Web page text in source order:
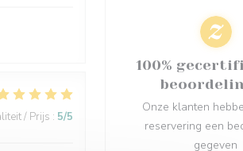
/ Prijs : 5/5
100%
Onze klanten
reservering een
gegeven